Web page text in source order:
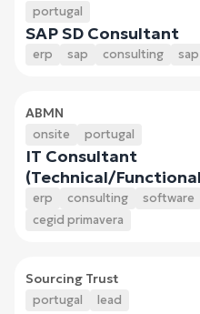
portugal
SAP SD Consultant
erp sap consulting
ABMN
onsite portugal
IT Consultant
(Technical/
erp consulting software
cegid primavera
Sourcing Trust
portugal lead